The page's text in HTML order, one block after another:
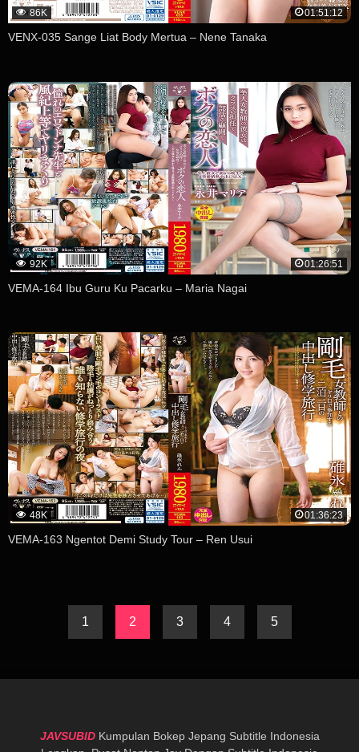
86K 01:51:12
VENX-035 Sange Liat Body Mertua – Nene Tanaka
92K 01:26:51
VEMA-164 Ibu Guru Ku Pacarku – Maria Nagai
48K 01:36:23
VEMA-163 Ngentot Demi Study Tour – Ren Usui
1 2 3 4 5
JAVSUBID Kumpulan Bokep Jepang Subtitle Indonesia